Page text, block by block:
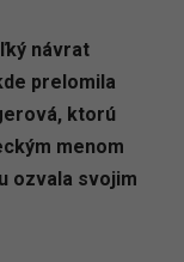
návrat
prelomila
ktorú
menom
ozvala svojim